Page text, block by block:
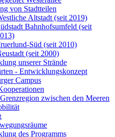
von Stadtteilen
Altstadt (seit 2019)
Bahnhofsumfeld (seit
Süd (seit 2010)
(seit 2000)
unserer Strände
- Entwicklungskonzept
Campus
zwischen den Meeren
des Programms